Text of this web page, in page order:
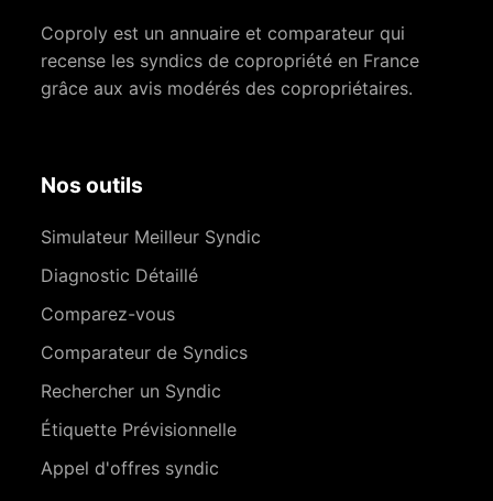
Coproly est un annuaire et comparateur qui
recense les syndics de copropriété en France
grâce aux avis modérés des copropriétaires.
Nos outils
Simulateur Meilleur Syndic
Diagnostic Détaillé
Comparez-vous
Comparateur de Syndics
Rechercher un Syndic
Étiquette Prévisionnelle
Appel d'offres syndic